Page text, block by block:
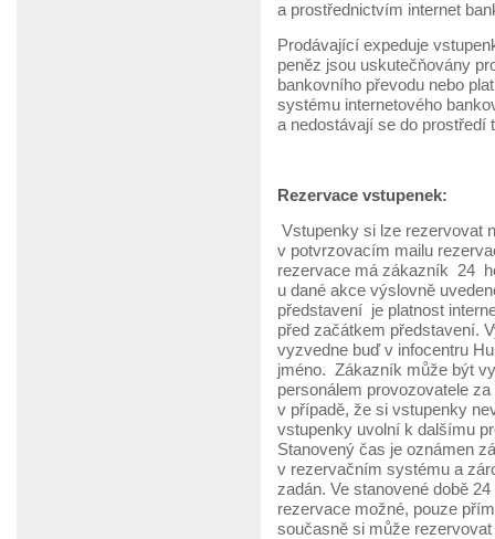
a prostřednictvím internet
Prodávající expeduje
peněz jsou uskutečňovány
bankovního převodu nebo
systému internetového
a nedostávají se do prostředí
Rezervace vstupenek:
Vstupenky si lze rezervovat
v potvrzovacím mailu
rezervace má zákazník 24
u dané akce výslovně
představení je platnost
před začátkem představení.
vyzvedne buď v infocentru
jméno. Zákazník může být
personálem provozovatele
v případě, že si vstupenky
vstupenky uvolní k dalšímu
Stanovený čas je oznámen
v rezervačním systému a
zadán. Ve stanovené době
rezervace možné, pouze
současně si může